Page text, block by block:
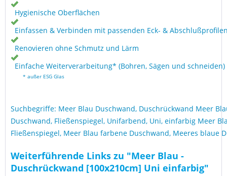
Hygienische Oberflächen
Einfassen & Verbinden mit passenden Eck- &
Renovieren ohne Schmutz und Lärm
Einfache Weiterverarbeitung* (Bohren, Sägen und schneiden)
* außer ESG Glas
Suchbegriffe: Meer Blau Duschwand, Duschrückwand Meer
Duschwand, Fließenspiegel, Unifarbend, Uni, einfarbig Meer
Fließenspiegel, Meer Blau farbene Duschwand, Meeres blaue
Weiterführende Links zu "Meer Blau -
Duschrückwand [100x210cm] Uni einfarbig"